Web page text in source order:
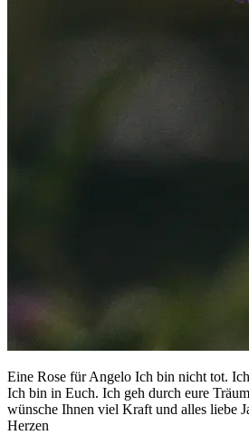
Eine Rose für Angelo Ich bin nicht tot.
Ich bin in Euch. Ich geh durch eure
wünsche Ihnen viel Kraft und alles liebe
Herzen